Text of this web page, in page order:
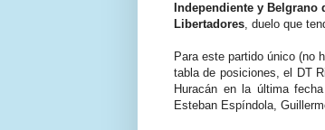
Independiente y Belgrano
Libertadores, duelo que
Para este partido único (no
tabla de posiciones, el DT
Huracán en la última
Esteban Espíndola,